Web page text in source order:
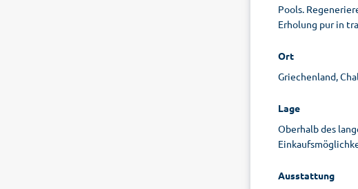
Pools.
Erholung pur in
Ort
Griechenland,
Lage
Oberhalb des
Ausstattung